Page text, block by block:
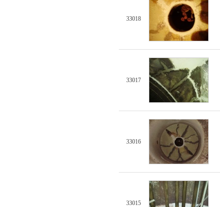
33018
33017
33016
33015